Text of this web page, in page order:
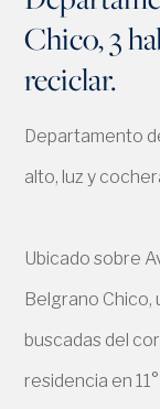
Chico, 3
reciclar.
Departamento
alto, luz y
Ubicado sobre
Belgrano Chico,
buscadas del
residencia en